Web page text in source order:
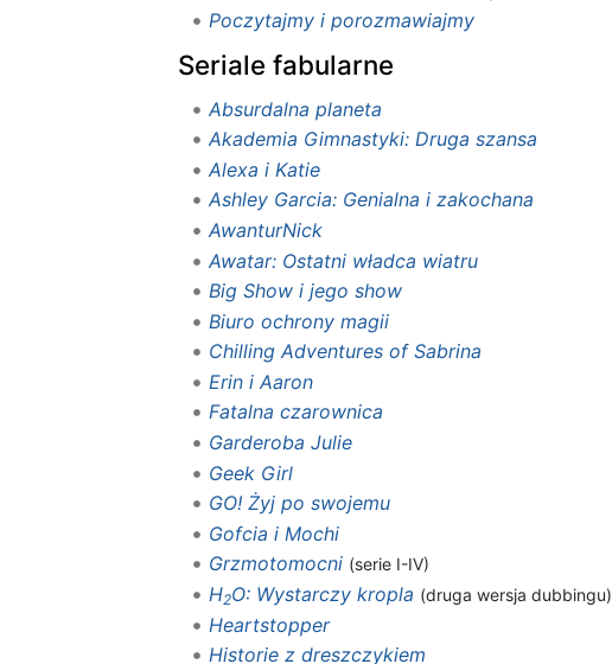
Poczytajmy i porozmawiajmy
Seriale fabularne
Absurdalna planeta
Akademia Gimnastyki: Druga szansa
Alexa i Katie
Ashley Garcia: Genialna i zakochana
AwanturNick
Awatar: Ostatni władca wiatru
Big Show i jego show‎
Biuro ochrony magii
Chilling Adventures of Sabrina
Erin i Aaron
Fatalna czarownica
Garderoba Julie
Geek Girl
GO! Żyj po swojemu
Gofcia i Mochi
Grzmotomocni (serie I-IV)
H2O: Wystarczy kropla (druga wersja dubbingu)
Heartstopper
Historie z dreszczykiem